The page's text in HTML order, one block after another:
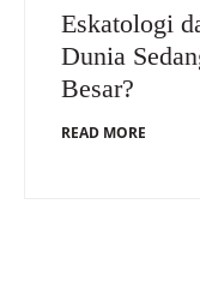
Eskatologi
Dunia
Besar?
READ MORE